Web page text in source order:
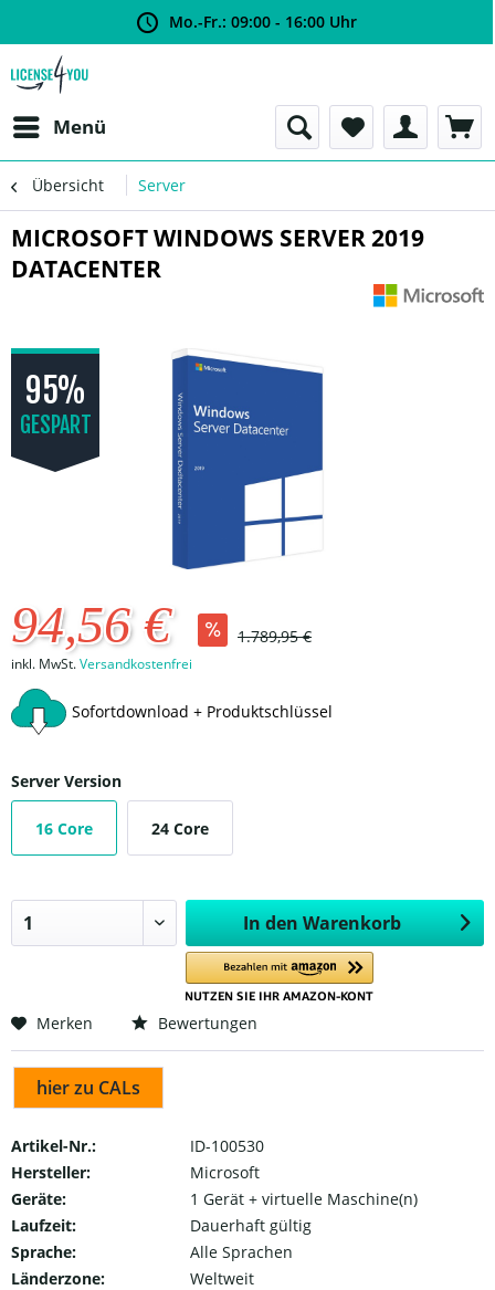
Mo.-Fr.: 09:00 - 16:00 Uhr
Menü
Übersicht Server
MICROSOFT WINDOWS SERVER 2019
DATACENTER
95%
GESPART
94,56 € 1.789,95 €
inkl. MwSt.Versandkostenfrei
Sofortdownload + Produktschlüssel
Server Version
16 Core 24 Core
In den Warenkorb
Merken Bewertungen
hier zu CALs
Artikel-Nr.:
ID-100530
Hersteller:
Microsoft
Geräte:
1 Gerät + virtuelle Maschine(n)
Laufzeit:
Dauerhaft gültig
Sprache:
Alle Sprachen
Länderzone:
Weltweit